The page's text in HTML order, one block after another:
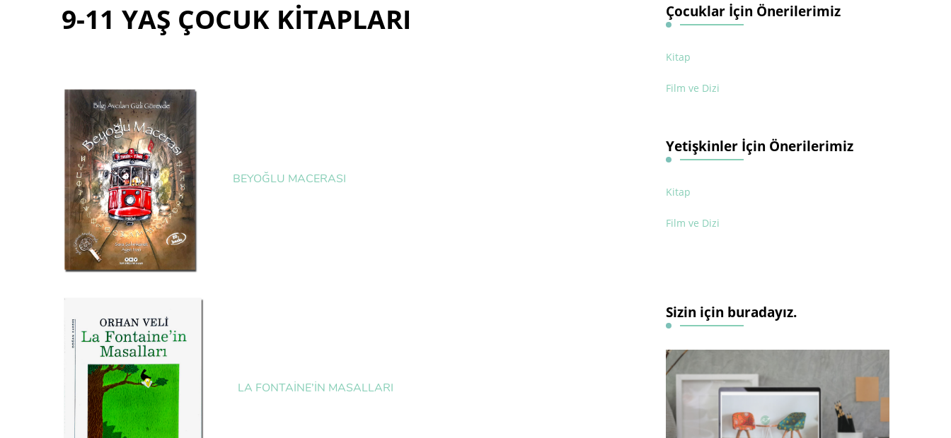
9-11 YAŞ ÇOCUK KİTAPLARI
BEYOĞLU MACERASI
LA FONTAİNE’İN MASALLARI
Çocuklar İçin Önerilerimiz
Kitap
Film ve Dizi
Yetişkinler İçin Önerilerimiz
Kitap
Film ve Dizi
Sizin için buradayız.